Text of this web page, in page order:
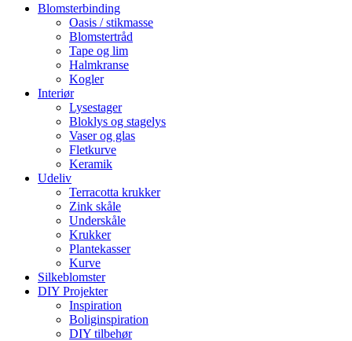
Blomsterbinding
Oasis / stikmasse
Blomstertråd
Tape og lim
Halmkranse
Kogler
Interiør
Lysestager
Bloklys og stagelys
Vaser og glas
Fletkurve
Keramik
Udeliv
Terracotta krukker
Zink skåle
Underskåle
Krukker
Plantekasser
Kurve
Silkeblomster
DIY Projekter
Inspiration
Boliginspiration
DIY tilbehør